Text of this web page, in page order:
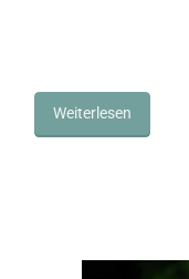
Weiterlesen